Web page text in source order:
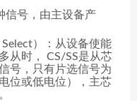
信号，由主设备产
）：从设备使能
从时， CS/SS是从芯
号，只有片选信号为
位或低电位），主芯